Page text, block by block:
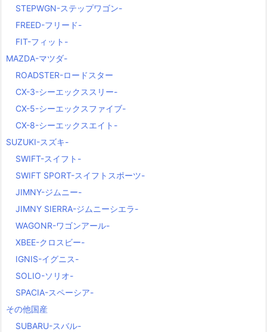
STEPWGN-ステップワゴン-
FREED-フリード-
FIT-フィット-
MAZDA-マツダ-
ROADSTER-ロードスター
CX-3-シーエックススリー-
CX-5-シーエックスファイブ-
CX-8-シーエックスエイト-
SUZUKI-スズキ-
SWIFT-スイフト-
SWIFT SPORT-スイフトスポーツ-
JIMNY-ジムニー-
JIMNY SIERRA-ジムニーシエラ-
WAGONR-ワゴンアール-
XBEE-クロスビー-
IGNIS-イグニス-
SOLIO-ソリオ-
SPACIA-スペーシア-
その他国産
SUBARU-スバル-